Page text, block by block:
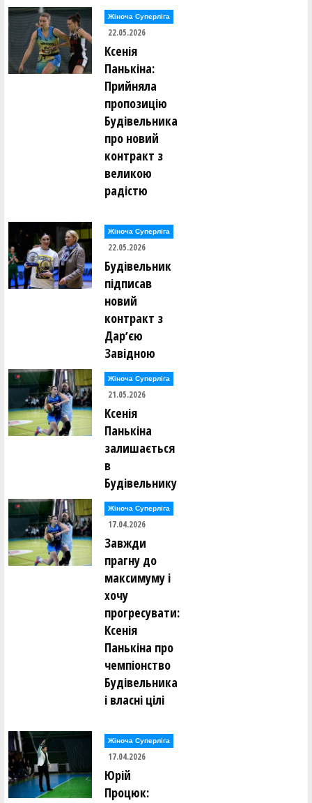
Жіноча Суперліга
22.05.2026
Ксенія
Панькіна:
Прийняла
пропозицію
Будівельника
про новий
контракт з
великою
радістю
Жіноча Суперліга
22.05.2026
Будівельник
підписав
новий
контракт з
Дарʼєю
Завідною
Жіноча Суперліга
21.05.2026
Ксенія
Панькіна
залишається
в
Будівельнику
Жіноча Суперліга
17.04.2026
Завжди
прагну до
максимуму і
хочу
прогресувати:
Ксенія
Панькіна про
чемпіонство
Будівельника
і власні цілі
Жіноча Суперліга
17.04.2026
Юрій
Процюк: